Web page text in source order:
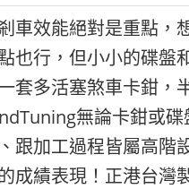
車效能絕對是重點，
也行，但小小的碟盤
套多活塞煞車卡鉗，
無論卡鉗或碟
跟加工過程皆屬高階
成績表現！正港台灣